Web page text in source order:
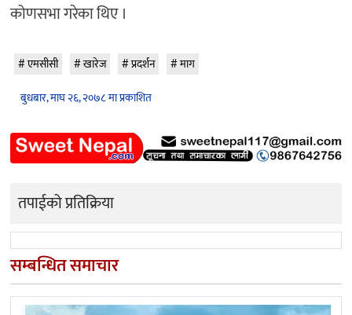
कोणसभा गरेका थिए ।
एमसीसी खारेज प्रदर्शन
माग
बुधबार, माघ २६, २०७८ मा प्रकाशित
तपाईको प्रतिक्रिया
सम्बन्धित समाचार